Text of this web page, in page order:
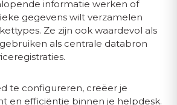
informatie werken of
gegevens wilt verzamelen
Ze zijn ook waardevol als
als centrale databron
te configureren, creëer je
en efficiëntie binnen je helpdesk.